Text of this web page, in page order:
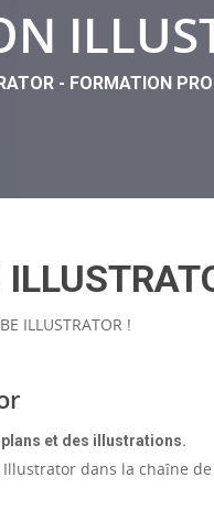
- FORMATION
ILLUSTRATOR !
et des illustrations.
Illustrator dans la chaîne